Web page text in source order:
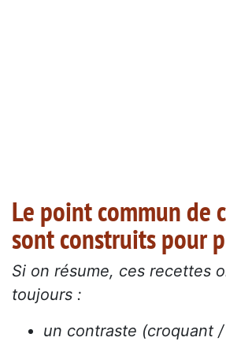
Le point commun de
sont construits pour
Si on résume, ces recettes
toujours :
un contraste (croquant